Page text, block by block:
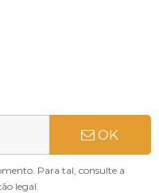
OK
Para tal, consulte a
legal.